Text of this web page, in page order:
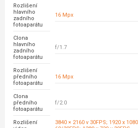
Rozlišení
hlavního
zadního
fotoaparátu
16 Mpx
Clona
hlavního
zadního
fotoaparátu
f/1.7
Rozlišení
předního
fotoaparátu
16 Mpx
Clona
předního
fotoaparátu
f/2.0
Rozlišení
3840 × 2160 v 30FPS; 1920 x